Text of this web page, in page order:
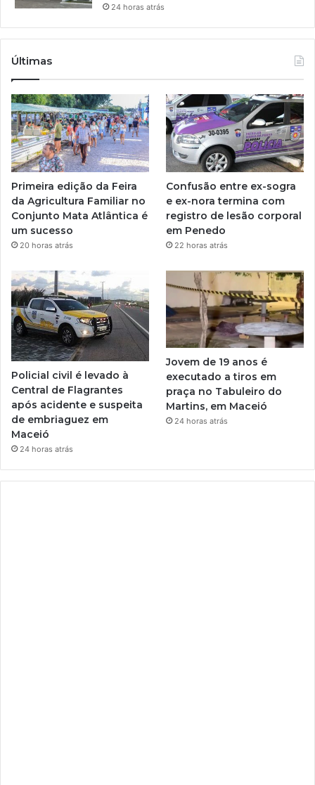
24 horas atrás
Últimas
Primeira edição da Feira
da Agricultura Familiar no
Conjunto Mata Atlântica é
um sucesso
20 horas atrás
Confusão entre ex-sogra
e ex-nora termina com
registro de lesão corporal
em Penedo
22 horas atrás
Policial civil é levado à
Central de Flagrantes
após acidente e suspeita
de embriaguez em
Maceió
24 horas atrás
Jovem de 19 anos é
executado a tiros em
praça no Tabuleiro do
Martins, em Maceió
24 horas atrás